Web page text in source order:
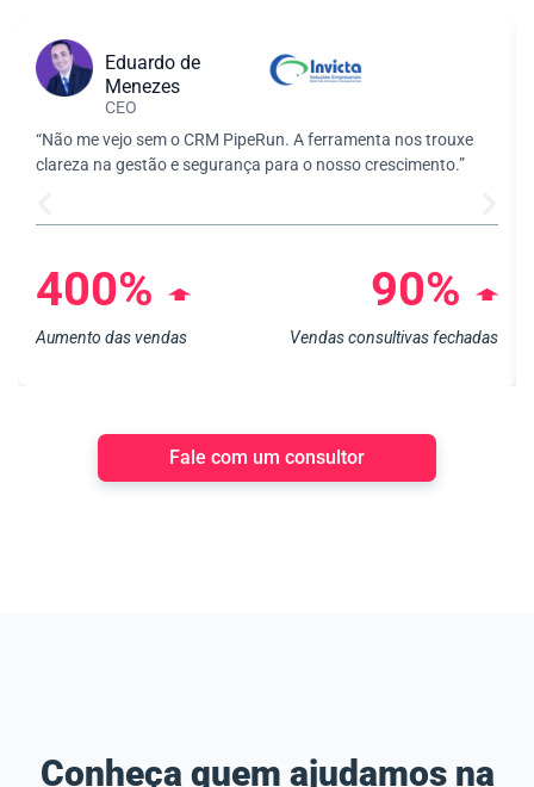
Eduardo de
Menezes
CEO
“Não me vejo sem o CRM PipeRun. A ferramenta nos trouxe
clareza na gestão e segurança para o nosso crescimento.”
400% ➧
Aumento das vendas
90% ➧
Vendas consultivas fechadas
Fale com um consultor
Conheça quem ajudamos na